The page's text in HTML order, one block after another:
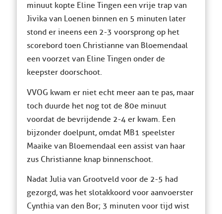
minuut kopte Eline Tingen een vrije trap van
Jivika van Loenen binnen en 5 minuten later
stond er ineens een 2-3 voorsprong op het
scorebord toen Christianne van Bloemendaal
een voorzet van Eline Tingen onder de
keepster doorschoot.
VVOG kwam er niet echt meer aan te pas, maar
toch duurde het nog tot de 80e minuut
voordat de bevrijdende 2-4 er kwam. Een
bijzonder doelpunt, omdat MB1 speelster
Maaike van Bloemendaal een assist van haar
zus Christianne knap binnenschoot.
Nadat Julia van Grootveld voor de 2-5 had
gezorgd, was het slotakkoord voor aanvoerster
Cynthia van den Bor; 3 minuten voor tijd wist